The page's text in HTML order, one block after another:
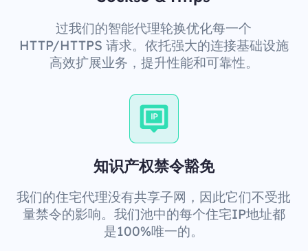
过我们的智能代理轮换优化每一个
HTTP/HTTPS 请求。依托强大的连接基础设施
高效扩展业务，提升性能和可靠性。
知识产权禁令豁免
我们的住宅代理没有共享子网，因此它们不受批
量禁令的影响。我们池中的每个住宅IP地址都
是100%唯一的。